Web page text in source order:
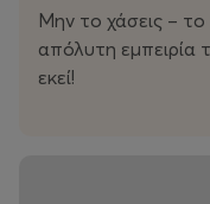
•19:30-20:30 :
γνωστές ταινίες και
Μην το χάσεις –
απόλυτη εμπειρία
εκεί!